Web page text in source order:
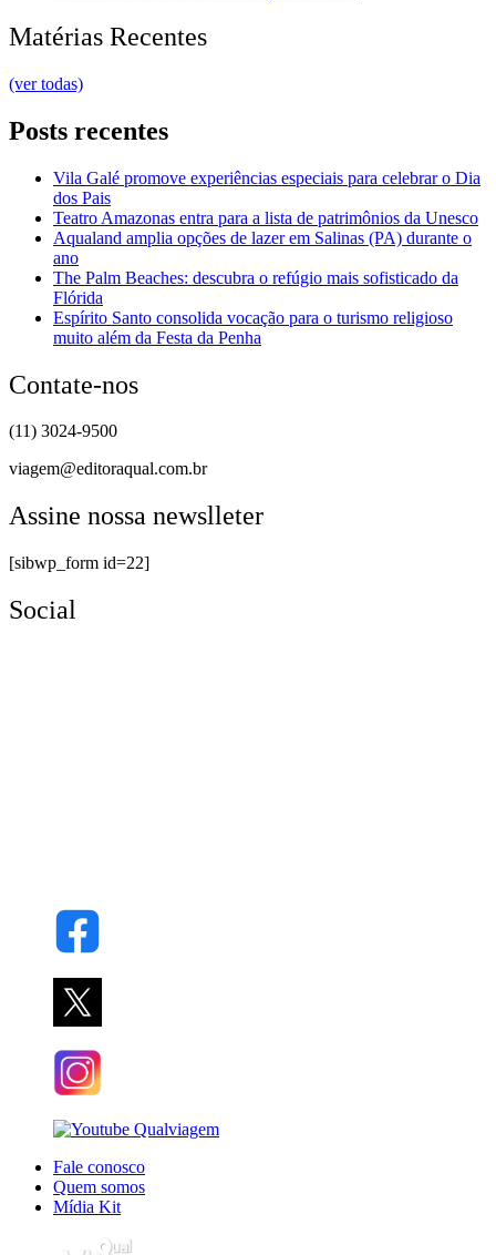
Matérias Recentes
(ver todas)
Posts recentes
Vila Galé promove experiências especiais para celebrar o Dia
dos Pais
Teatro Amazonas entra para a lista de patrimônios da Unesco
Aqualand amplia opções de lazer em Salinas (PA) durante o
ano
The Palm Beaches: descubra o refúgio mais sofisticado da
Flórida
Espírito Santo consolida vocação para o turismo religioso
muito além da Festa da Penha
Contate-nos
(11) 3024-9500
viagem@editoraqual.com.br
Assine nossa newslleter
[sibwp_form id=22]
Social
Fale conosco
Quem somos
Mídia Kit